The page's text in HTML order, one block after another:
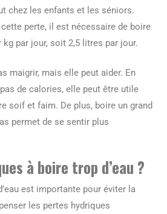
chez les enfants et les séniors.
perte, il est nécessaire de boire
kg par jour, soit 2,5 litres par jour.
maigrir, mais elle peut aider. En
de calories, elle peut être utile
soif et faim. De plus, boire un grand
permet de se sentir plus
à boire trop d’eau ?
est importante pour éviter la
les pertes hydriques